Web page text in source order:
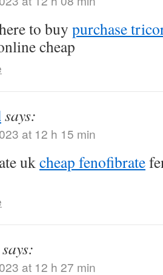
to buy purchase
cheap
says:
at 12 h 15 min
ukcheap fenofibrate
says:
at 12 h 27 min